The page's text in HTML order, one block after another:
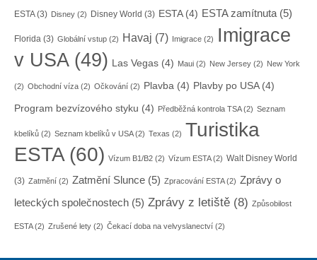
ESTA(3) Disney (2) Disney World (3) ESTA(4) ESTA zamítnuta(5)
Florida (3) Globální vstup (2) Havaj (7) Imigrace (2)
Imigrace
v USA(49) Las Vegas (4) Maui (2) New Jersey (2) New York
(2) Obchodní víza (2) Očkování (2) Plavba (4) Plavby po USA(4)
Program bezvízového styku (4) Předběžná kontrola TSA(2) Seznam
kbelíků (2) Seznam kbelíků v USA(2) Texas (2) Turistika
ESTA(60) Vízum B1/B2 (2) Vízum ESTA(2) Walt Disney World
(3) Zatmění (2) Zatmění Slunce (5) Zpracování ESTA(2) Zprávy o
leteckých společnostech (5) Zprávy z letiště (8) Způsobilost
ESTA(2) Zrušené lety (2) Čekací doba na velvyslanectví (2)